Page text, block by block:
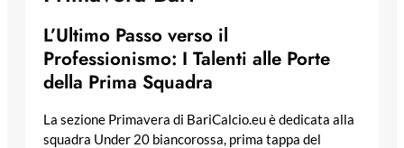
L’Ultimo Passo verso il
Professionismo: I Talenti alle Porte
della Prima Squadra
La sezione Primavera di BariCalcio.eu è dedicata alla
squadra Under 20 biancorossa, prima tappa del